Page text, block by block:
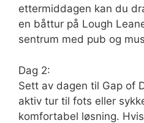
ettermiddagen kan du
en båttur på Lough
sentrum med pub og
Dag 2:
Sett av dagen til Gap of
aktiv tur til fots eller
komfortabel løsning.